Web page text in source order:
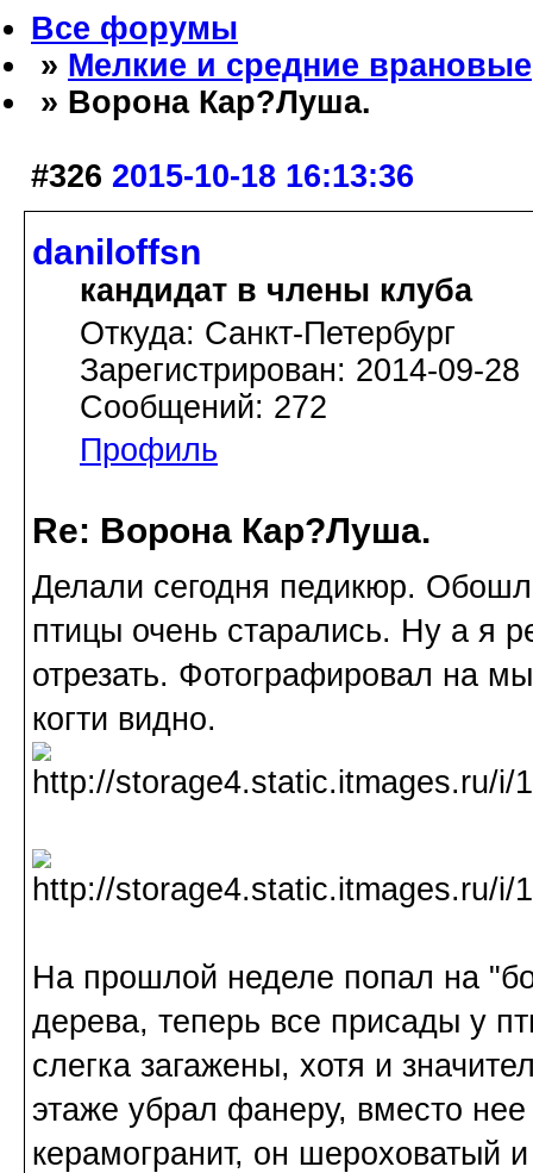
Все форумы
» Мелкие и средние врановые
» Ворона Кар?Луша.
#326 2015-10-18 16:13:36
daniloffsn
кандидат в члены клуба
Откуда: Санкт-Петербург
Зарегистрирован: 2014-09-28
Сообщений: 272
Профиль
Re: Ворона Кар?Луша.
Делали сегодня педикюр.
птицы очень старались. Ну а я
отрезать. Фотографировал на
когти видно.
На прошлой неделе попал на
дерева, теперь все присады у
слегка загажены, хотя и
этаже убрал фанеру, вместо
керамогранит, он шероховатый